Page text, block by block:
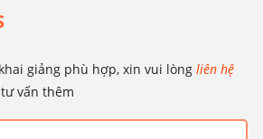
giảng phù hợp, xin vui lòng liên hệ
vấn thêm